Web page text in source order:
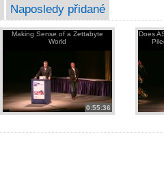
Naposledy přidané
Making Sense of a Zettabyte
World
0:55:36
Does